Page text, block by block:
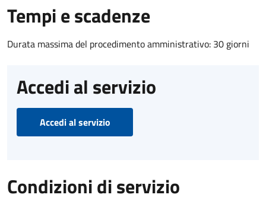
Tempi e scadenze
Durata massima del procedimento amministrativo: 30 giorni
Accedi al servizio
Accedi al servizio
Condizioni di servizio